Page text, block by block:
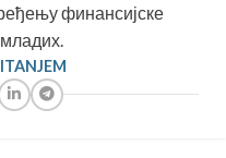
финансијске